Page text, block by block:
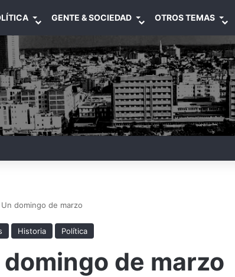
GENTE & SOCIEDAD OTROS TEMAS
domingo de marzo
Historia Política
de marzo